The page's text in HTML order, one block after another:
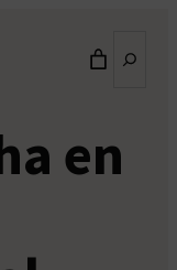
en